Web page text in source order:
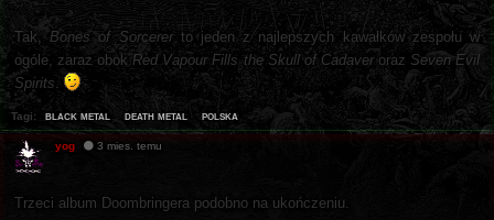
Tak,Bones of Sorcererto jeden z najlepszych kawałków zespołu w
ogóle, zaraz obokRed Vapour Fills the Skull of Cadaveroraz Seven Evil
Spirits.
Tagi: black metal death metal polska
yog 3 mies. temu
Trzeci album Doombringera podobno na ukończeniu.